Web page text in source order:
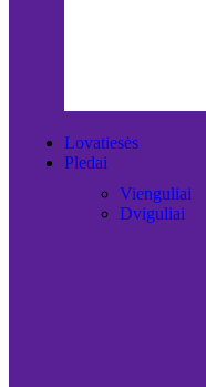
Lovatiesės
Pledai
Vienguliai
Dviguliai